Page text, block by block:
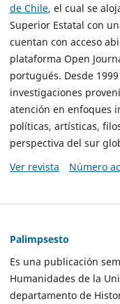
de Chile, el cual se
Superior Estatal con
cuentan con acceso
plataforma Open
portugués. Desde
investigaciones
atención en enfoques
políticas, artísticas,
perspectiva del sur
Ver revista
Número
Palimpsesto
Es una publicación
Humanidades de la
departamento de